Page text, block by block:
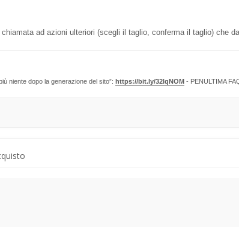
ad azioni ulteriori (scegli il taglio, conferma il taglio) che
niente dopo la generazione del sito”: https://bit.ly/32lqNOM - PENULTIMA